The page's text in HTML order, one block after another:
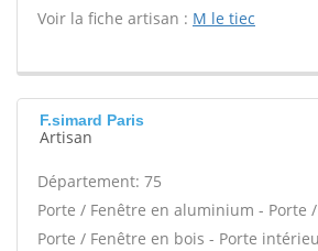
Voir la fiche artisan : M le tiec
F.simard Paris
Artisan
Département: 75
Porte / Fenêtre en aluminium - Porte /
Porte / Fenêtre en bois - Porte